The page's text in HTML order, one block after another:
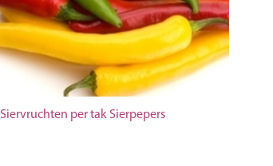
Siervruchten per tak Sierpepers